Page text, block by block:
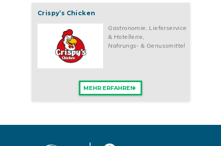
Crispy’s Chicken
Gastronomie, Lieferservice
& Hotellerie
Nahrungs- & Genussmittel
MEHR ERFAHREN